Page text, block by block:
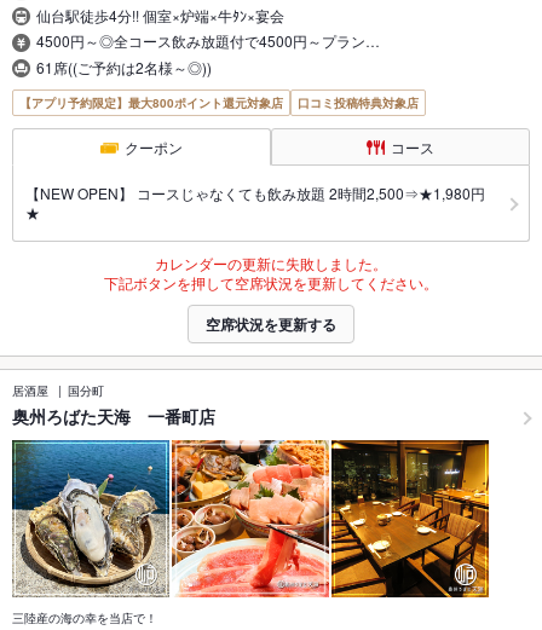
仙台駅徒歩4分!! 個室×炉端×牛ﾀﾝ×宴会
4500円～◎全コース飲み放題付で4500円～プラン…
61席((ご予約は2名様～◎))
【アプリ予約限定】最大800ポイント還元対象店 口コミ投稿特典対象店
クーポン コース
【NEW OPEN】 コースじゃなくても飲み放題 2時間2,500⇒★1,980円
★
カレンダーの更新に失敗しました。
下記ボタンを押して空席状況を更新してください。
空席状況を更新する
居酒屋 国分町
奥州ろばた天海 一番町店
三陸産の海の幸を当店で！